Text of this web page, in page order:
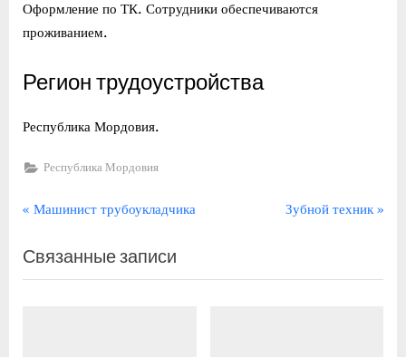
Оформление по ТК. Сотрудники обеспечиваются
проживанием.
Регион трудоустройства
Республика Мордовия.
Республика Мордовия
Навигация
П
е
д
Машинист трубоукладчика
С
д
Зубной техник
Связанные записи